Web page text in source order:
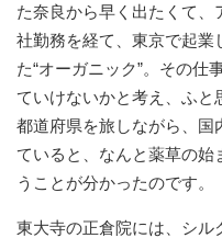
た奈良から早く出たくて
社勤務を経て、東京で起業
た“オーガニック”。その仕
ていけないかと考え、ふと
都道府県を旅しながら、国
ていると、なんと薬草の始
うことが分かったのです。
東大寺の正倉院には、シル